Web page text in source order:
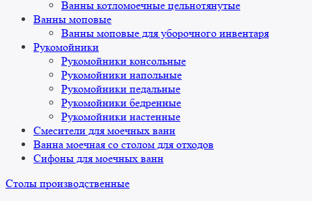
Ванны котломоечные цельнотянутые
Ванны моповые
Ванны моповые для уборочного инвентаря
Рукомойники
Рукомойники консольные
Рукомойники напольные
Рукомойники педальные
Рукомойники бедренные
Рукомойники настенные
Смесители для моечных ванн
Ванна моечная со столом для отходов
Сифоны для моечных ванн
Столы производственные